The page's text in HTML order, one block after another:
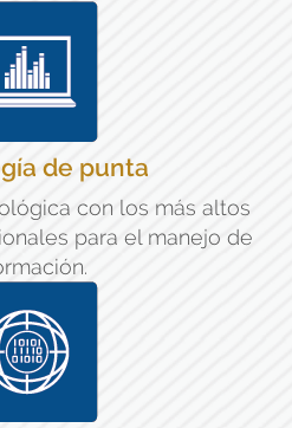
de punta
con los más altos
para el manejo de